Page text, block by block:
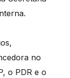
no
o PDR e o